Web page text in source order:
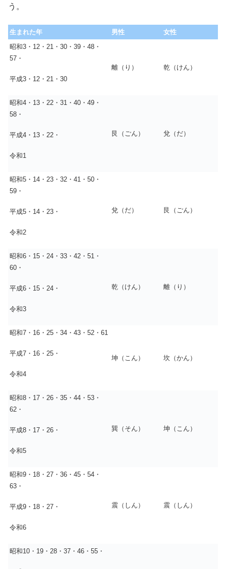
う。
生まれた年 男性
女性
昭和3・12・21・30・39・48・
57・
平成3・12・21・30
離（り） 乾（けん）
昭和4・13・22・31・40・49・
58・
平成4・13・22・
令和1
艮（ごん） 兌（だ）
昭和5・14・23・32・41・50・
59・
平成5・14・23・
令和2
兌（だ） 艮（ごん）
昭和6・15・24・33・42・51・
60・
平成6・15・24・
令和3
乾（けん） 離（り）
昭和7・16・25・34・43・52・61
平成7・16・25・
令和4
坤（こん） 坎（かん）
昭和8・17・26・35・44・53・
62・
平成8・17・26・
令和5
巽（そん） 坤（こん）
昭和9・18・27・36・45・54・
63・
平成9・18・27・
令和6
震（しん） 震（しん）
昭和10・19・28・37・46・55・